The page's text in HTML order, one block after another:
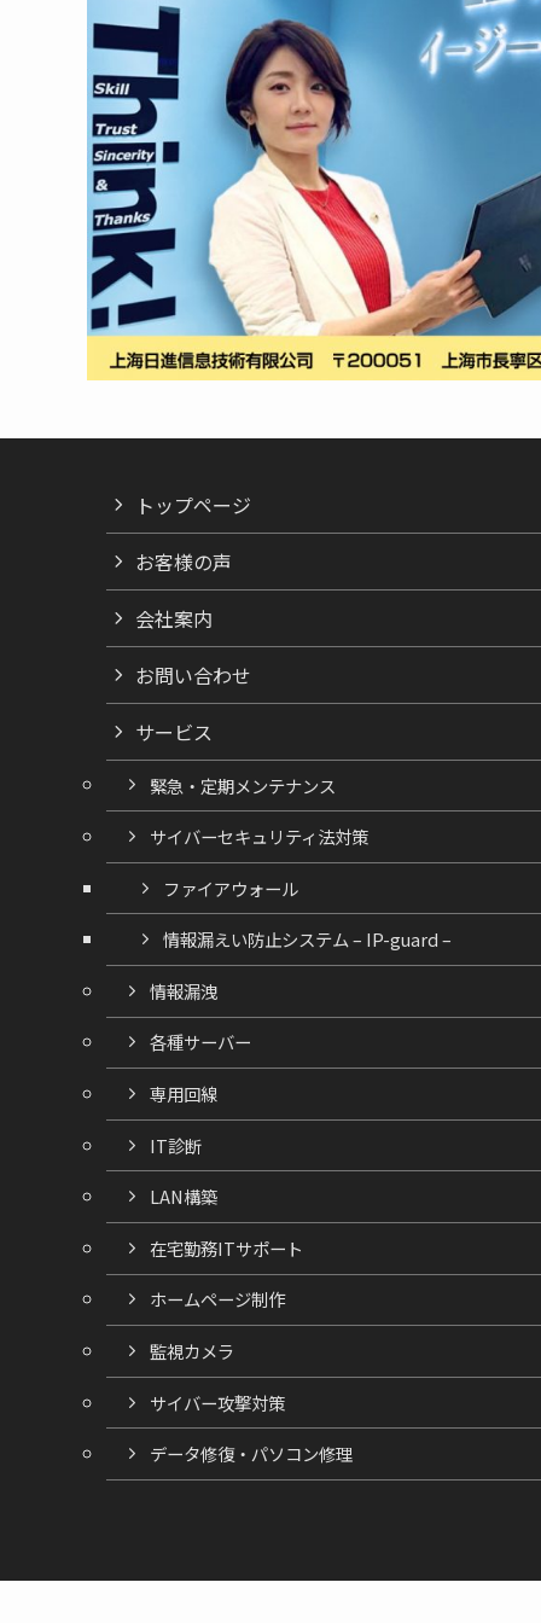
トップページ
お客様の声
会社案内
お問い合わせ
サービス
緊急・定期メンテナンス
サイバーセキュリティ法対策
ファイアウォール
情報漏えい防止システム – IP-guard –
情報漏洩
各種サーバー
専用回線
IT診断
LAN構築
在宅勤務ITサポート
ホームページ制作
監視カメラ
サイバー攻撃対策
データ修復・パソコン修理